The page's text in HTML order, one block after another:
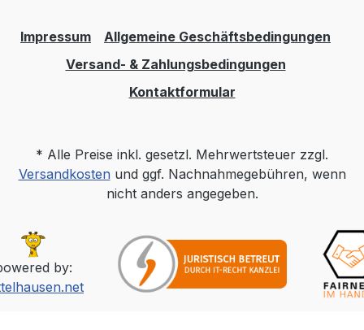
Impressum
Allgemeine Geschäftsbedingungen
Versand- & Zahlungsbedingungen
Kontaktformular
* Alle Preise inkl. gesetzl. Mehrwertsteuer zzgl.
Versandkostenund ggf. Nachnahmegebühren, wenn
nicht anders angegeben.
by: